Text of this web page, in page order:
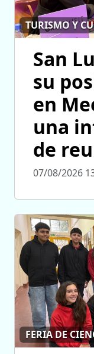
TURISMO Y
San
su
en
una
de
07/08/2026
FERIA DE